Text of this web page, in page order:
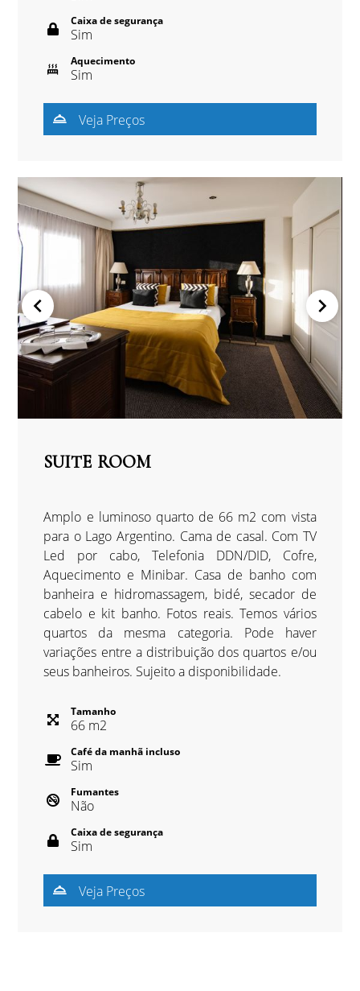
Caixa de segurança
Sim
Aquecimento
Sim
Veja Preços
suite room
Amplo e luminoso quarto de 66 m2 com vista
para o Lago Argentino. Cama de casal. Com TV
Led por cabo, Telefonia DDN/DID, Cofre,
Aquecimento e Minibar. Casa de banho com
banheira e hidromassagem, bidé, secador de
cabelo e kit banho. Fotos reais. Temos vários
quartos da mesma categoria. Pode haver
variações entre a distribuição dos quartos e/ou
seus banheiros. Sujeito a disponibilidade.
Tamanho
66 m2
Café da manhã incluso
Sim
Fumantes
Não
Caixa de segurança
Sim
Veja Preços